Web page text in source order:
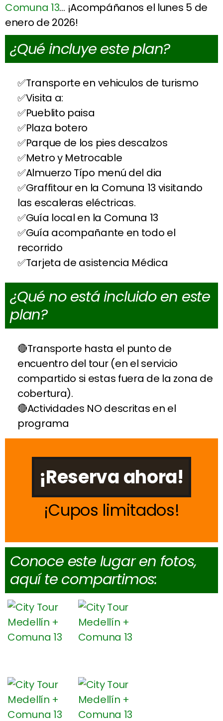
Comuna 13… ¡Acompáñanos el lunes 5 de
enero de 2026!
¿Qué incluye este plan?
Transporte en vehiculos de turismo
Visita a:
Pueblito paisa
Plaza botero
Parque de los pies descalzos
Metro y Metrocable
Almuerzo Típo menú del dia
Graffitour en la Comuna 13 visitando
las escaleras eléctricas.
Guía local en la Comuna 13
Guía acompañante en todo el
recorrido
Tarjeta de asistencia Médica
¿Qué no está incluido en este
plan?
Transporte hasta el punto de
encuentro del tour (en el servicio
compartido si estas fuera de la zona de
cobertura).
Actividades NO descritas en el
programa
¡Reserva ahora!
Cupos limitados
Conoce este lugar en fotos,
aquí te compartimos: